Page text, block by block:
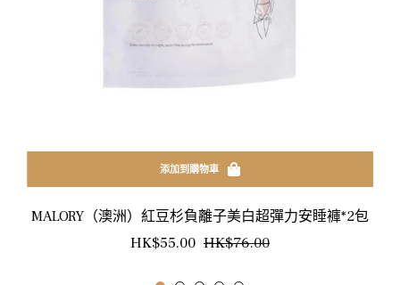
添加到購物車
MALORY（澳洲）紅豆杉負離子美白超彈力安睡褲*2包
正
HK$55.00 HK$76.00銷